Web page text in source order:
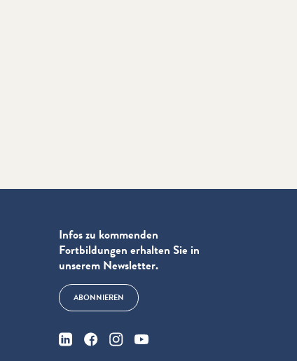
Infos zu kommenden
Fortbildungen erhalten Sie in
unserem Newsletter.
ABONNIEREN